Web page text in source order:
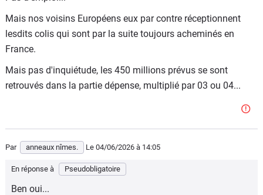
Mais nos voisins Européens eux par contre réceptionnent
lesdits colis qui sont par la suite toujours acheminés en
France.
Mais pas d'inquiétude, les 450 millions prévus se sont
retrouvés dans la partie dépense, multiplié par 03 ou 04...
Par anneaux nîmes. Le 04/06/2026 à 14:05
En réponse à Pseudobligatoire
Ben oui...